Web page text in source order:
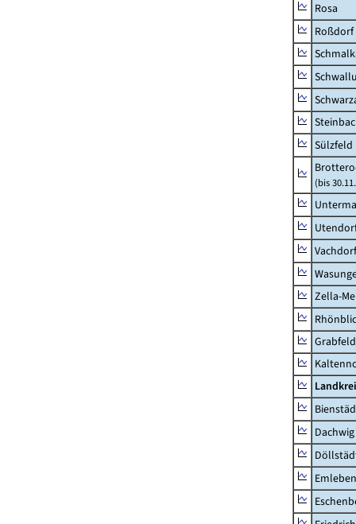
Rosa
Roßdorf
Sülzfeld
(bis
Vachdorf
Zella-
Grabfeld
Dachwig
Emleben